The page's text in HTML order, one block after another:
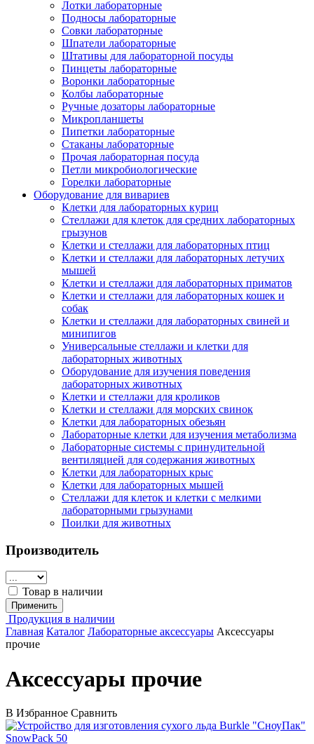
Лотки лабораторные
Подносы лабораторные
Совки лабораторные
Шпатели лабораторные
Штативы для лабораторной посуды
Пинцеты лабораторные
Воронки лабораторные
Колбы лабораторные
Ручные дозаторы лабораторные
Микропланшеты
Пипетки лабораторные
Стаканы лабораторные
Прочая лабораторная посуда
Петли микробиологические
Горелки лабораторные
Оборудование для вивариев
Клетки для лабораторных куриц
Стеллажи для клеток для средних лабораторных
грызунов
Клетки и стеллажи для лабораторных птиц
Клетки и стеллажи для лабораторных летучих
мышей
Клетки и стеллажи для лабораторных приматов
Клетки и стеллажи для лабораторных кошек и
собак
Клетки и стеллажи для лабораторных свиней и
минипигов
Универсальные стеллажи и клетки для
лабораторных животных
Оборудование для изучения поведения
лабораторных животных
Клетки и стеллажи для кроликов
Клетки и стеллажи для морских свинок
Клетки для лабораторных обезьян
Лабораторные клетки для изучения метаболизма
Лабораторные системы с принудительной
вентиляцией для содержания животных
Клетки для лабораторных крыс
Клетки для лабораторных мышей
Стеллажи для клеток и клетки с мелкими
лабораторными грызунами
Поилки для животных
Производитель
Товар в наличии
Применить
Продукция в наличии
Главная Каталог Лабораторные аксессуары Аксессуары
прочие
Аксессуары прочие
В Избранное Сравнить